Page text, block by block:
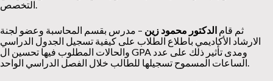
ثم قام الدكتور محمود زين – مدرس بقسم المحاسبة وعضو لجنة
الارشاد الأكاديمي باطلاع الطلاب على كيفية تسجيل الجدول الدراسي
والحالات المطلوب فيها تحسين ال GPA ومدى تأثير ذلك على عدد